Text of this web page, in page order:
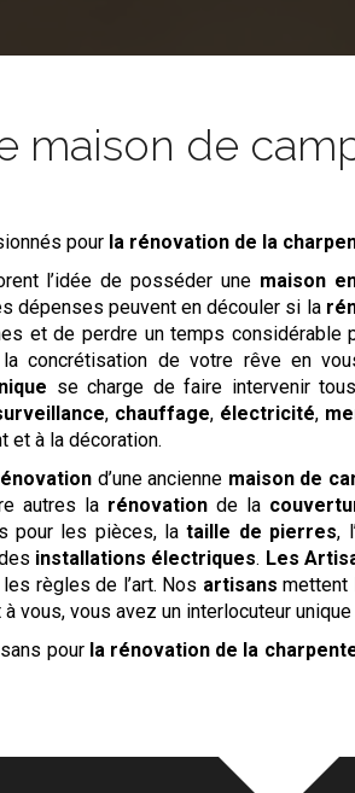
maison de
pour la rénovation de la
l’idée de posséder une maison
dépenses peuvent en découler si la
et de perdre un temps considérable
concrétisation de votre rêve en
se charge de faire intervenir
, chauffage, électricité,
et à la décoration.
d’une ancienne maison de
autres la rénovationde la
pour les pièces, lataille de pierres,
installations électriques. Les
règles de l’art. Nos artisans mettent
vous, vous avez un interlocuteur
pour la rénovation de la